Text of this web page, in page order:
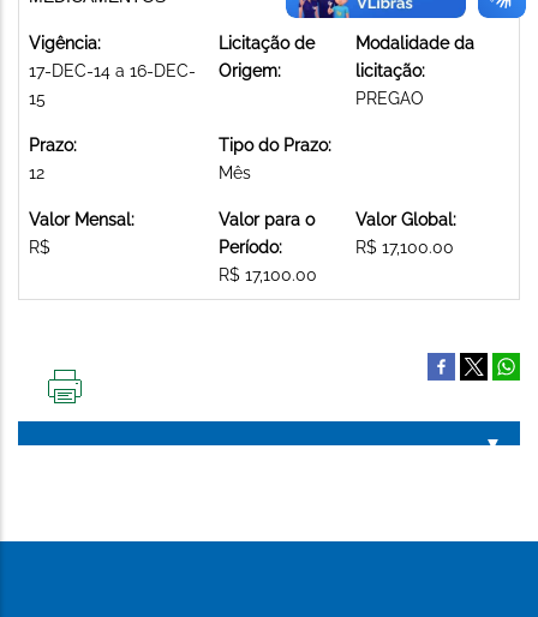
Vigência:
17-DEC-14 a 16-DEC-
15
Licitação de
Origem:
Modalidade da
licitação:
PREGAO
Prazo:
12
Tipo do Prazo:
Mês
Valor Mensal:
R$
Valor para o
Período:
R$ 17,100.00
Valor Global:
R$ 17,100.00
PÁGINA